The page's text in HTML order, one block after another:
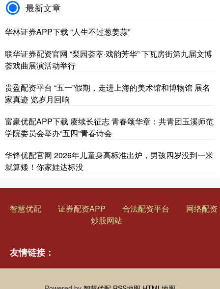
最新文章
华林证券APP下载 “人生不过葱姜蒜”
联华证券配资官网 “梨园荟萃·戏韵芳华” 下瓦房街第九届文博
荟戏曲展演活动举行
贵盈配资平台 “五一”假期，走进上海的美术馆和博物馆 展名
家真迹 览岁月回响
富豪优配APP下载 赓续长征志 青春颂华章：共青团玉溪师范
学院委员会举办“五四”青春诗会
华锋优配官网 2026年儿童身高标准出炉，男孩四岁没到一米
就算矮！你家娃达标没
智慧优配 证券配资APP 合法配资平台
网络配资
炒股网站
友情链接：